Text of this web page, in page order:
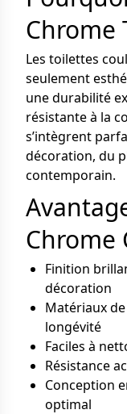
Chrome
Les toilettes
seulement
une durabilité
résistante à la
s’intègrent
décoration, du
contemporain.
Chrome
Finition
décoration
Matériaux
longévité
Faciles à
Résistance
Conception
optimal